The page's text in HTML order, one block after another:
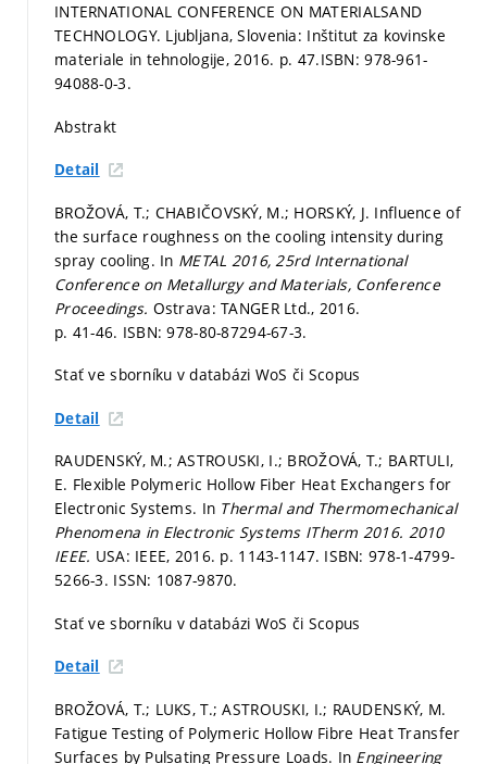
INTERNATIONAL CONFERENCE ON MATERIALSAND
TECHNOLOGY. Ljubljana, Slovenia: Inštitut za kovinske
materiale in tehnologije, 2016. p. 47.ISBN: 978-961-
94088-0-3.
Abstrakt
Detail
BROŽOVÁ, T.; CHABIČOVSKÝ, M.; HORSKÝ, J. Influence of
the surface roughness on the cooling intensity during
spray cooling. In METAL 2016, 25rd International
Conference on Metallurgy and Materials, Conference
Proceedings. Ostrava: TANGER Ltd., 2016.
p. 41-46. ISBN: 978-80-87294-67-3.
Stať ve sborníku v databázi WoS či Scopus
Detail
RAUDENSKÝ, M.; ASTROUSKI, I.; BROŽOVÁ, T.; BARTULI,
E. Flexible Polymeric Hollow Fiber Heat Exchangers for
Electronic Systems. In Thermal and Thermomechanical
Phenomena in Electronic Systems ITherm 2016. 2010
IEEE. USA: IEEE, 2016. p. 1143-1147. ISBN: 978-1-4799-
5266-3. ISSN: 1087-9870.
Stať ve sborníku v databázi WoS či Scopus
Detail
BROŽOVÁ, T.; LUKS, T.; ASTROUSKI, I.; RAUDENSKÝ, M.
Fatigue Testing of Polymeric Hollow Fibre Heat Transfer
Surfaces by Pulsating Pressure Loads. In Engineering